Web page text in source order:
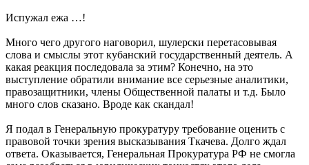
Испужал ежа …!
Много чего другого наговорил, шулерски перетасовывая
слова и смыслы этот кубанский государственный деятель. А
какая реакция последовала за этим? Конечно, на это
выступление обратили внимание все серьезные аналитики,
правозащитники, члены Общественной палаты и т.д. Было
много слов сказано. Вроде как скандал!
Я подал в Генеральную прокуратуру требование оценить с
правовой точки зрения высказывания Ткачева. Долго ждал
ответа. Оказывается, Генеральная Прокуратура РФ не смогла